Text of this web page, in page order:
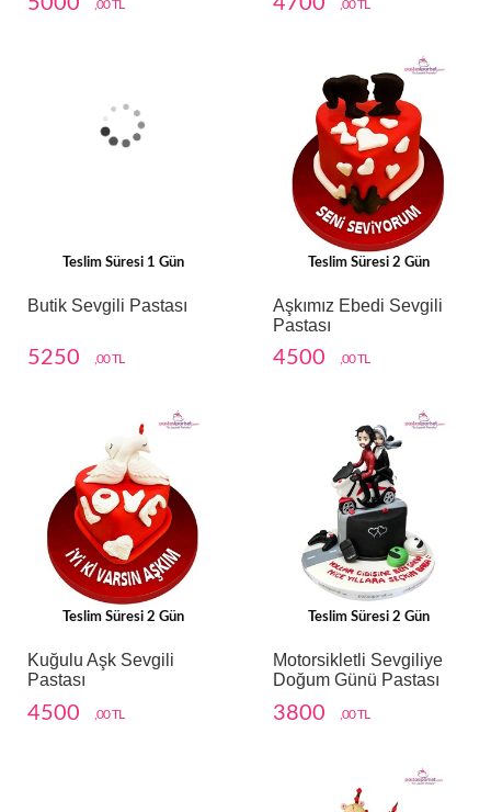
,00 TL ,00 TL
Teslim Süresi 1 Gün
Butik Sevgili Pastası
5250 ,00 TL
Teslim Süresi 2 Gün
Aşkımız Ebedi Sevgili
Pastası
4500 ,00 TL
Teslim Süresi 2 Gün
Kuğulu Aşk Sevgili
Pastası
4500 ,00 TL
Teslim Süresi 2 Gün
Motorsikletli Sevgiliye
Doğum Günü Pastası
3800 ,00 TL